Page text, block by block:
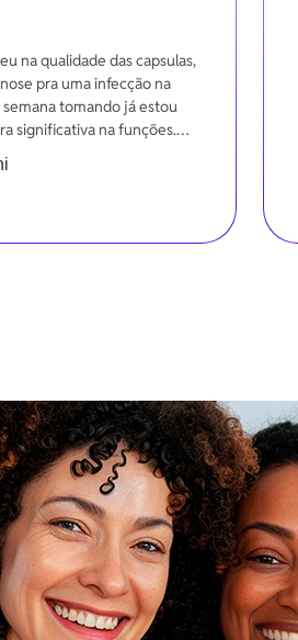
na qualidade das capsulas,
pra uma infecção na
tomando já estou
significativa na funções.